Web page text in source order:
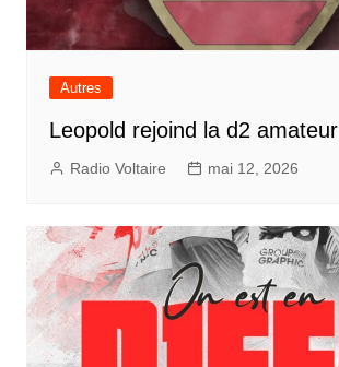
Autres
Leopold rejoind la d2 amateur
Radio Voltaire mai 12, 2026